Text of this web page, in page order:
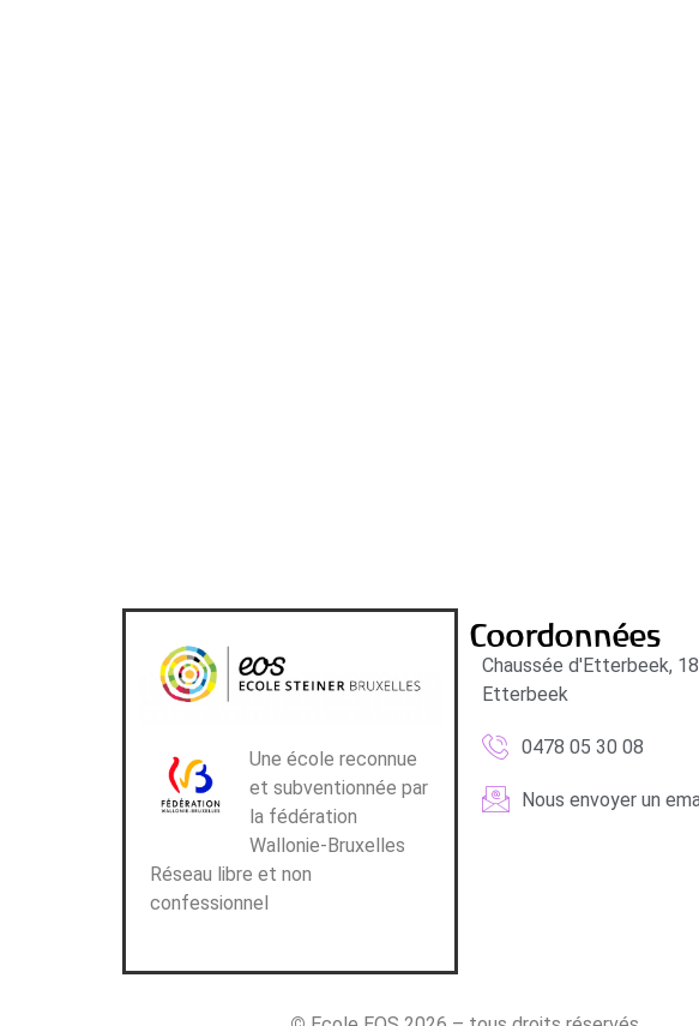
Une école reconnue
et subventionnée par
la fédération
Wallonie-Bruxelles
Réseau libre et non
confessionnel
Coordonnées
Chaussée d'Etterbeek,
Etterbeek
0478 05 30 08
Nous envoyer un